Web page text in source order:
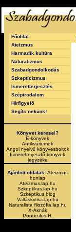
Főoldal
Ateizmus
Harmadik kultúra
Naturalizmus
Szabadgondolkodás
Szkepticizmus
Ismeretterjesztés
Szépirodalom
Hírfigyelő
Segíts nekünk!
Könyvet keresel?
E-könyvek
Antikváriumok
Angol nyelvű könyvesboltok
Ismeretterjesztő könyvek
jegyzéke
Ajánlott oldalak: Ateizmus
honlap
Ateizmus.lap.hu
Szkeptikus.lap.hu
Szkeptikus blog
Valláskritika.lap.hu
Naturalista filozófia.lap.hu
X-Aknák
Ponticulus H.